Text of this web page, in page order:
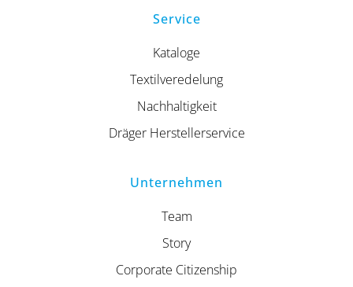
Service
Kataloge
Textilveredelung
Nachhaltigkeit
Dräger Herstellerservice
Unternehmen
Team
Story
Corporate Citizenship